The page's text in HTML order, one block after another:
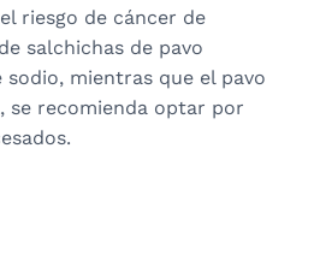
riesgo de cáncer de
salchichas de pavo
mientras que el pavo
se recomienda optar por